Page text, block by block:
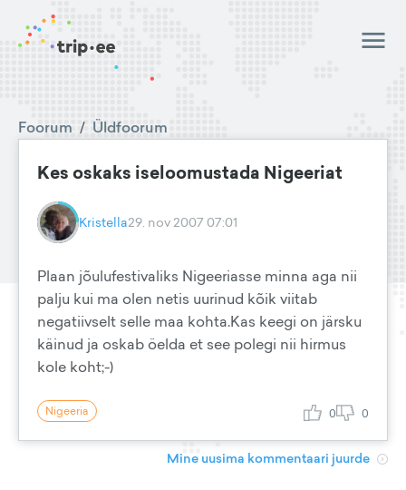
Foorum / Üldfoorum
Kes oskaks iseloomustada Nigeeriat
Kristella29. nov 2007 07:01
Plaan jõulufestivaliks Nigeeriasse minna aga nii
palju kui ma olen netis uurinud kõik viitab
negatiivselt selle maa kohta.Kas keegi on järsku
käinud ja oskab öelda et see polegi nii hirmus
kole koht;-)
Nigeeria 0 0
Mine uusima kommentaari juurde